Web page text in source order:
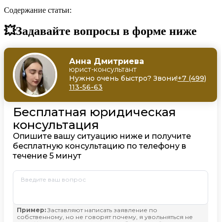
Содержание статьи:
💥Задавайте вопросы в форме ниже